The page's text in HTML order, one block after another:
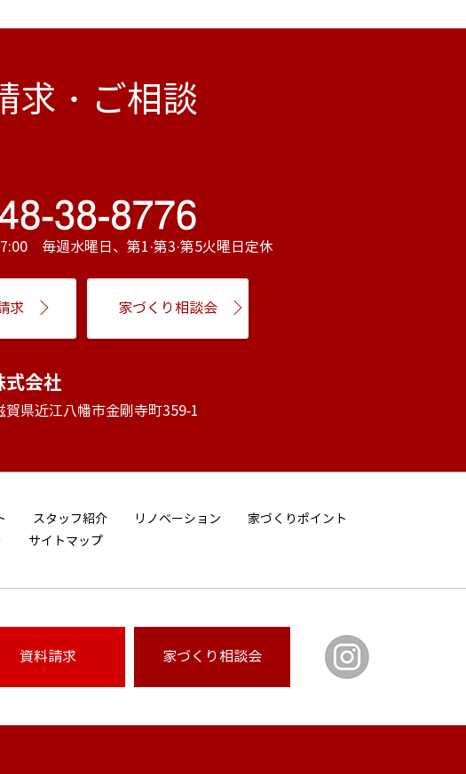
求・ご相談
毎週水曜日、第1·第3·第5火曜日定休
求 家づくり相談会
会社
賀県近江八幡市金剛寺町359-1
スタッフ紹介 リノベーション
家づくりポイント
サイトマップ
資料請求 家づくり相談会